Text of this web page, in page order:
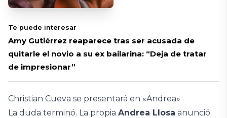
Te puede interesar
Amy Gutiérrez reaparece tras ser acusada de
quitarle el novio a su ex bailarina: “Deja de tratar
de impresionar”
Christian Cueva se presentará en «Andrea»
La duda terminó. La propia Andrea Llosa anunció